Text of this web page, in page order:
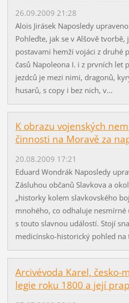
26.09.2009 21:28
Alois Jirásek Naposledy
Pohleďte, jak se v Alšově tvorbě,
postavami hemží vojáci z druhé
časů Napoleona I. i z prvních let
jezdců je mezi nimi, dragonů,
husarů, s copy i bez nich, v...
K obrazu vojenských
činnosti na Moravě za
20.08.2009 17:21
Eduard Wondrák Naposledy
Zásluhou občanů Slavkova a
„historky kolem slavkovského
mnohého, co odhaluje
s touto slavnou událostí. Stojí
medicínsko-historický pohled na
Arcivévoda Karel, česko-
legie roku 1800 a její